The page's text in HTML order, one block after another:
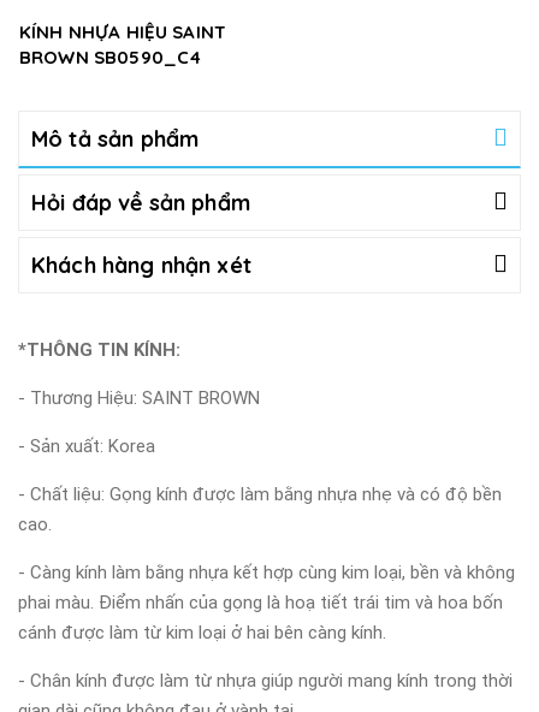
KÍNH NHỰA HIỆU SAINT
BROWN SB0590_C4
Mô tả sản phẩm
Hỏi đáp về sản phẩm
Khách hàng nhận xét
*THÔNG TIN KÍNH:
- Thương Hiệu: SAINT BROWN
- Sản xuất: Korea
- Chất liệu: Gọng kính được làm bằng nhựa nhẹ và có độ bền
cao.
- Càng kính làm bằng nhựa kết hợp cùng kim loại, bền và không
phai màu. Điểm nhấn của gọng là hoạ tiết trái tim và hoa bốn
cánh được làm từ kim loại ở hai bên càng kính.
- Chân kính được làm từ nhựa giúp người mang kính trong thời